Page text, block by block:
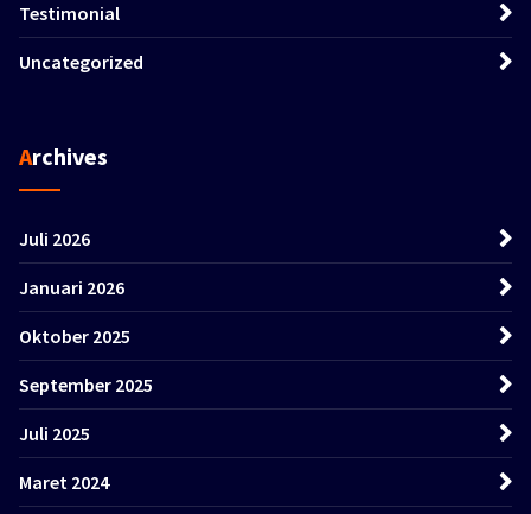
Testimonial
Uncategorized
Archives
Juli 2026
Januari 2026
Oktober 2025
September 2025
Juli 2025
Maret 2024